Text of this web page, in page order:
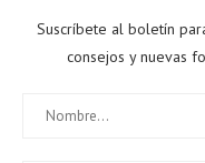
Suscríbete al boletín
consejos y nuevas